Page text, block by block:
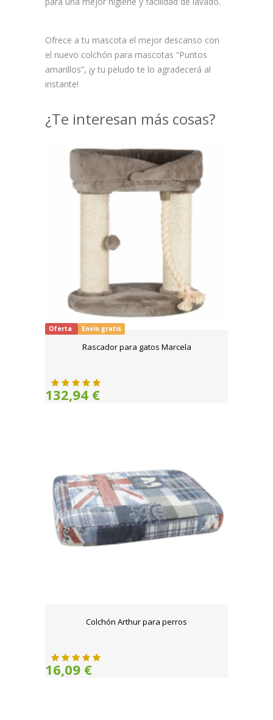
Ofrece a tu mascota el mejor descanso con
el nuevo colchón para mascotas “Puntos
amarillos”, ¡y tu peludo te lo agradecerá al
instante!
¿Te interesan más cosas?
Oferta Envío gratis
Rascador para gatos Marcela
132,94 €
Colchón Arthur para perros
16,09 €